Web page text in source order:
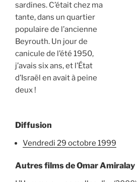
sardines. C’était chez ma
tante, dans un quartier
populaire de l’ancienne
Beyrouth. Un jour de
canicule de l’été 1950,
j’avais six ans, et l’État
d’Israël en avait à peine
deux !
Diffusion
vendredi 29 octobre 1999
Autres films de Omar Amiralay